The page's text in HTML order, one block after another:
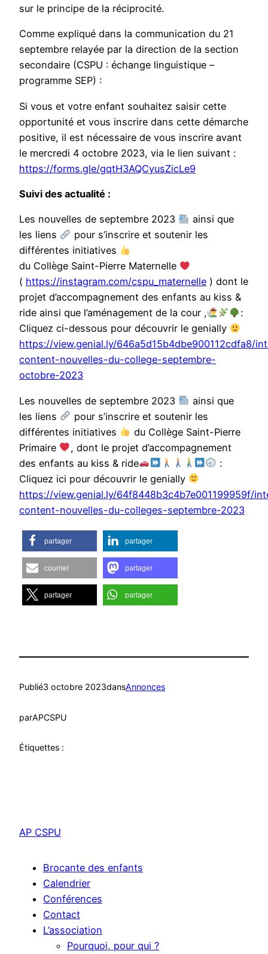
sur le principe de la réciprocité.
Comme expliqué dans la communication du 21
septembre relayée par la direction de la section
secondaire (CSPU : échange linguistique –
programme SEP) :
Si vous et votre enfant souhaitez saisir cette
opportunité et vous inscrire dans cette démarche
positive, il est nécessaire de vous inscrire avant
le mercredi 4 octobre 2023, via le lien suivant :
https://forms.gle/gqtH3AQCyusZicLe9
Suivi des actualité :
Les nouvelles de septembre 2023
ainsi que
les liens
pour s’inscrire et soutenir les
différentes initiatives
du Collège Saint-Pierre Maternelle
( https://instagram.com/cspu_maternelle ) dont le
projet d’accompagnement des enfants au kiss &
ride ainsi que l’aménagement de la cour ,
:
Cliquez ci-dessous pour découvrir le genially
https://view.genial.ly/646a5d15b4dbe900112cdfa8/
content-nouvelles-du-college-septembre-
octobre-2023
Les nouvelles de septembre 2023
ainsi que
les liens
pour s’inscrire et soutenir les
différentes initiatives
du Collège Saint-Pierre
Primaire
, dont le projet d’accompagnement
des enfants au kiss & ride
:
Cliquez ici pour découvrir le genially
https://view.genial.ly/64f8448b3c4b7e001199959f/
content-nouvelles-du-colleges-septembre-2023
partager partager
courriel partager
partager partager
Publié3 octobre 2023dansAnnonces
parAPCSPU
Étiquettes :
AP CSPU
Brocante des enfants
Calendrier
Conférences
Contact
L’association
Pourquoi, pour qui ?